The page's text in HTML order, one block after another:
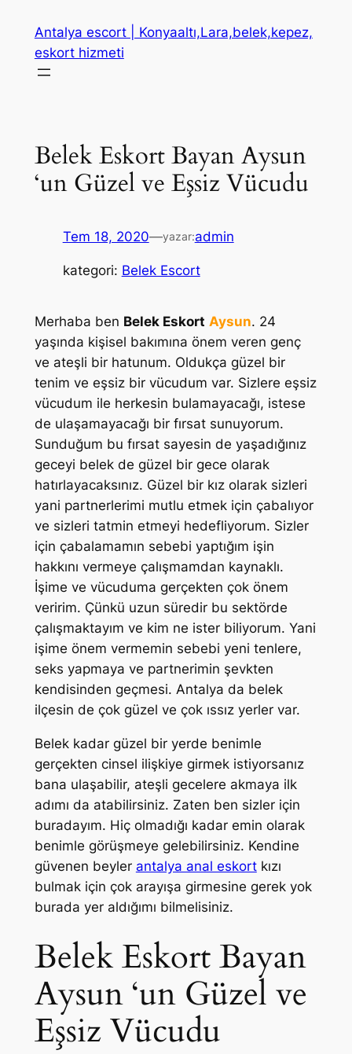
Antalya escort | Konyaaltı,Lara,belek,kepez,
eskort hizmeti
Belek Eskort Bayan Aysun
‘un Güzel ve Eşsiz Vücudu
Tem 18, 2020—yazar:admin
kategori: Belek Escort
Merhaba ben Belek Eskort Aysun. 24
yaşında kişisel bakımına önem veren genç
ve ateşli bir hatunum. Oldukça güzel bir
tenim ve eşsiz bir vücudum var. Sizlere eşsiz
vücudum ile herkesin bulamayacağı, istese
de ulaşamayacağı bir fırsat sunuyorum.
Sunduğum bu fırsat sayesin de yaşadığınız
geceyi belek de güzel bir gece olarak
hatırlayacaksınız. Güzel bir kız olarak sizleri
yani partnerlerimi mutlu etmek için çabalıyor
ve sizleri tatmin etmeyi hedefliyorum. Sizler
için çabalamamın sebebi yaptığım işin
hakkını vermeye çalışmamdan kaynaklı.
İşime ve vücuduma gerçekten çok önem
veririm. Çünkü uzun süredir bu sektörde
çalışmaktayım ve kim ne ister biliyorum. Yani
işime önem vermemin sebebi yeni tenlere,
seks yapmaya ve partnerimin şevkten
kendisinden geçmesi. Antalya da belek
ilçesin de çok güzel ve çok ıssız yerler var.
Belek kadar güzel bir yerde benimle
gerçekten cinsel ilişkiye girmek istiyorsanız
bana ulaşabilir, ateşli gecelere akmaya ilk
adımı da atabilirsiniz. Zaten ben sizler için
buradayım. Hiç olmadığı kadar emin olarak
benimle görüşmeye gelebilirsiniz. Kendine
güvenen beyler antalya anal eskortkızı
bulmak için çok arayışa girmesine gerek yok
burada yer aldığımı bilmelisiniz.
Belek Eskort Bayan
Aysun ‘un Güzel ve
Eşsiz Vücudu